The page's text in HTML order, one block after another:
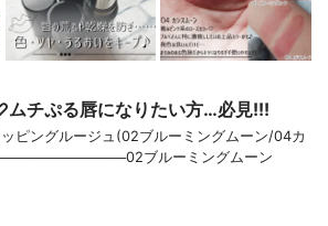
ムチぷる唇になりたい方…必見!!!
ピングルージュ(02ブルーミングムーン/04カ
ブルーミングムーン